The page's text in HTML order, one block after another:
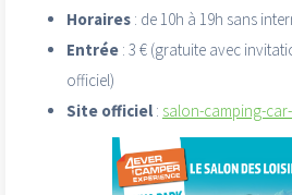
Horaires : de 10h à 19h sans
Entrée : 3 € (gratuite avec
officiel)
Site officiel : salon-camping-